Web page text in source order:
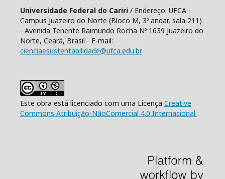
Universidade Federal do Cariri / Endereço: UFCA -
Campus Juazeiro do Norte (Bloco M, 3º andar, sala 211)
- Avenida Tenente Raimundo Rocha Nº 1639 Juazeiro do
Norte, Ceará, Brasil - E-mail:
cienciaesustentabilidade@ufca.edu.br
Este obra está licenciado com uma Licença Creative
Commons Atribuição-NãoComercial 4.0 Internacional .